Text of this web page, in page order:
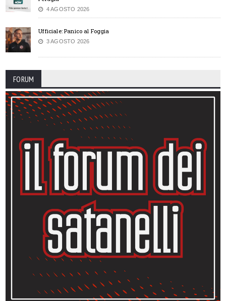
4 AGOSTO 2026
Ufficiale: Panico al Foggia
3 AGOSTO 2026
FORUM